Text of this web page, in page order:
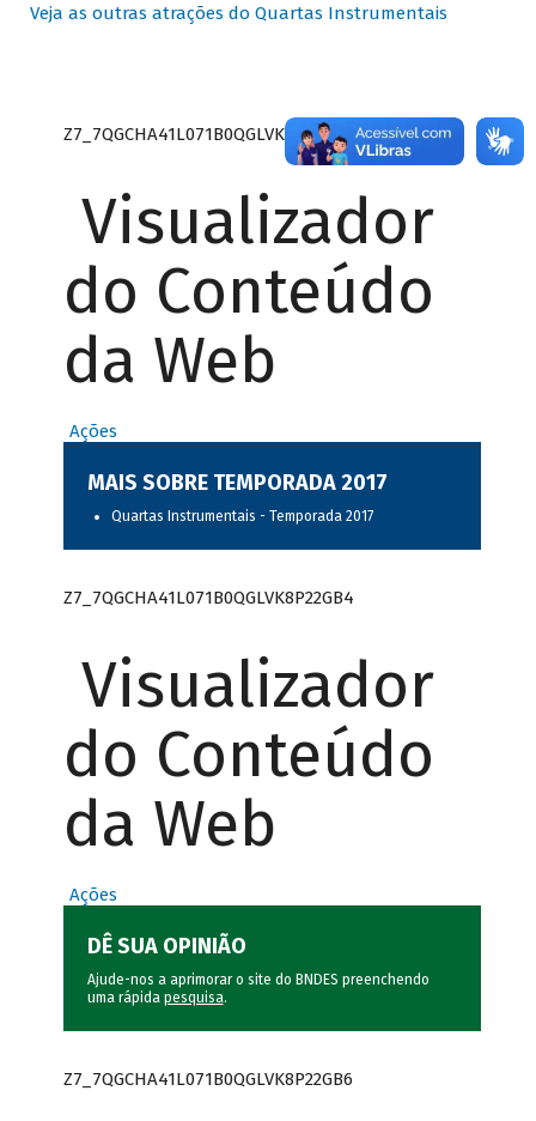
Veja as outras atrações do Quartas Instrumentais
Z7_7QGCHA41L071B0QGLVK8P22GJ7
Visualizador
do Conteúdo
da Web
Ações
MAIS SOBRE TEMPORADA 2017
Quartas Instrumentais - Temporada 2017
Z7_7QGCHA41L071B0QGLVK8P22GB4
Visualizador
do Conteúdo
da Web
Ações
DÊ SUA OPINIÃO
Ajude-nos a aprimorar o site do BNDES preenchendo
uma rápida pesquisa.
Z7_7QGCHA41L071B0QGLVK8P22GB6